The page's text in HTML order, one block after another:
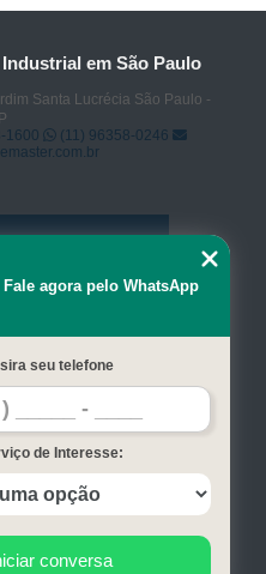
em São Paulo
Santa Lucrécia São Paulo -
1600
(11) 96358-0246
Fale agora pelo WhatsApp
seu telefone
de Interesse:
conversa